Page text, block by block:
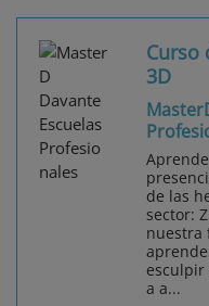
Curso
3D
de las
sector:
nuestra
esculpir
a a...